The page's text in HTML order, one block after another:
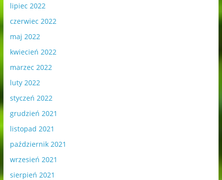
lipiec 2022
czerwiec 2022
maj 2022
kwiecień 2022
marzec 2022
luty 2022
styczeń 2022
grudzień 2021
listopad 2021
październik 2021
wrzesień 2021
sierpień 2021